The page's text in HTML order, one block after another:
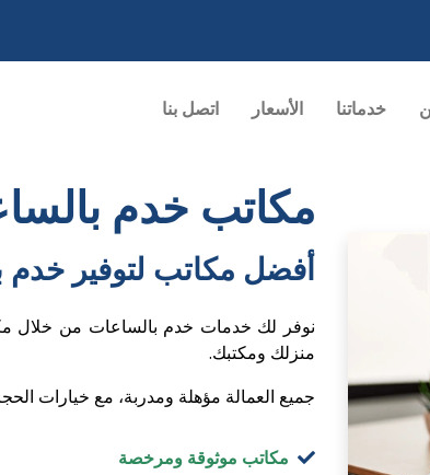
خدماتنا الأسعار اتصل بنا
مكاتب خدم
أفضل مكاتب لتوفير
نوفر لك خدمات خدم بالساعات من خلال
منزلك ومكتبك.
جميع العمالة مؤهلة ومدربة، مع خيارات
مكاتب موثوقة ومرخصة